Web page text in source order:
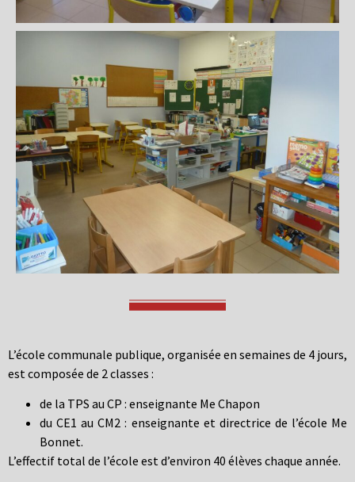
L’école communale publique, organisée en semaines de 4 jours,
est composée de 2 classes :
de la TPS au CP : enseignante Me Chapon
du CE1 au CM2 : enseignante et directrice de l’école Me
Bonnet.
L’effectif total de l’école est d’environ 40 élèves chaque année.